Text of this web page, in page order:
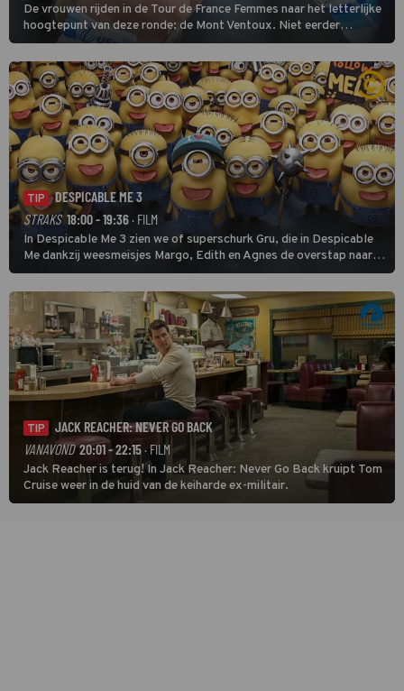
De vrouwen rijden in de Tour de France Femmes naar het letterlijke
hoogtepunt van deze ronde: de Mont Ventoux. Niet eerder
finishten de vrouwen voor deze koers op deze kale col uit de
buitencategorie. De aanloop naar de slotklim is vlak.
TIP
DESPICABLE ME 3
STRAKS 18:00 - 19:36· FILM
In Despicable Me 3 zien we of superschurk Gru, die in Despicable
Me dankzij weesmeisjes Margo, Edith en Agnes de overstap naar
het rechte pad maakte, ook op dat pad weet te blijven.
TIP
JACK REACHER: NEVER GO BACK
VANAVOND 20:01 - 22:15· FILM
Jack Reacher is terug! In Jack Reacher: Never Go Back kruipt Tom
Cruise weer in de huid van de keiharde ex-militair.